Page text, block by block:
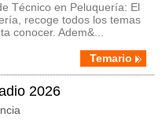
Técnico en Peluquería: El
recoge todos los temas
conocer. Adem&...
Temario
2026